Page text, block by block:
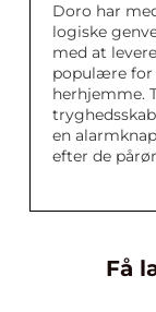
Doro har
logiske
med at
populære for
herhjemme.
en
efter de
Få